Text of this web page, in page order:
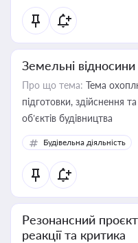
Земельні відносини
Про що тема: Тема
підготовки, здійснення
об’єктів будівництва
Будівельна діяльність
Резонансний
реакції та критика